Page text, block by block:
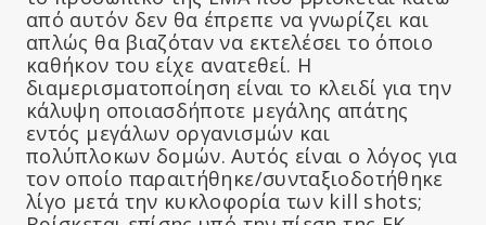
από αυτόν δεν θα έπρεπε να γνωρίζει και
απλώς θα βιαζόταν να εκτελέσει το όποιο
καθήκον του είχε ανατεθεί. Η
διαμερισματοποίηση είναι το κλειδί για την
κάλυψη οποιασδήποτε μεγάλης απάτης
εντός μεγάλων οργανισμών και
πολύπλοκων δομών. Αυτός είναι ο λόγος για
τον οποίο παραιτήθηκε/συνταξιοδοτήθηκε
λίγο μετά την κυκλοφορία των kill shots;